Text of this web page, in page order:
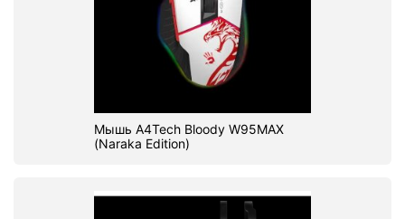
Мышь A4Tech Bloody W95MAX
(Naraka Edition)